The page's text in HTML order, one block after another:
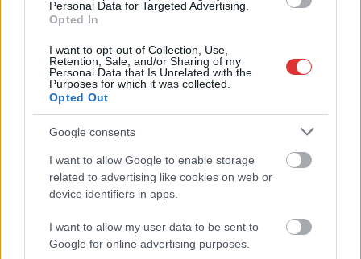
Personal Data for Targeted Advertising.
Opted In
I want to opt-out of Collection, Use,
Retention, Sale, and/or Sharing of my
Personal Data that Is Unrelated with the
Purposes for which it was collected.
Opted Out
Google consents
I want to allow Google to enable storage
related to advertising like cookies on web or
device identifiers in apps.
I want to allow my user data to be sent to
Google for online advertising purposes.
elbocsátott dolgozón segítene
kerékpárgyártás meghatározó szereplője
Egyszer fent, egyszer lent, így festett a Duna a két évvel
ezelőtti árvíz idején és így most – fotógyűjtemény
ugyanazokból a szögekből
Ilyenek eddig a tapasztalatok a vendégektől – a hőhullám
miatt ingyenes a strandolás Szolnokon
Nem biztató: a hétvégi kisebb felfrissülés után jövő héten
megint visszatér a forróság, újra rekkenő hőség jön, akár 38
fokokkal